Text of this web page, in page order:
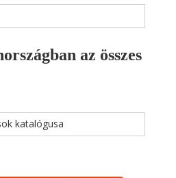
az összes
katalógusa